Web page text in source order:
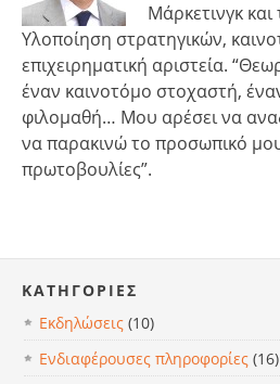
Μάρκετινγκ και
Υλοποίηση στρατηγικών,
επιχειρηματική αριστεία.
έναν καινοτόμο στοχαστή,
φιλομαθή… Μου αρέσει να
να παρακινώ το προσωπικό
πρωτοβουλίες”.
KΑΤΗΓΟΡΊΕΣ
Εκδηλώσεις (10)
Ενδιαφέρουσες πληροφορίες (16)